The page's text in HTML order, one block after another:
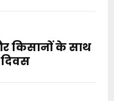
किसानों के साथ